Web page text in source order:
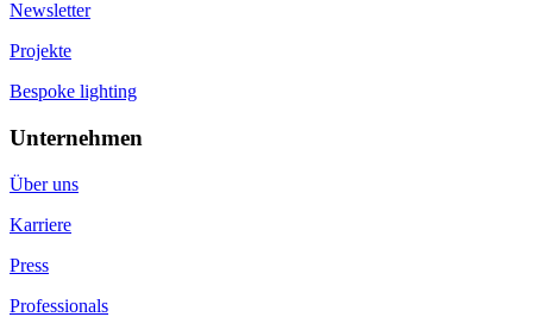
Newsletter
Projekte
Bespoke lighting
Unternehmen
Über uns
Karriere
Press
Professionals